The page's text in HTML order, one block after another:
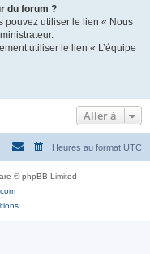
du forum ?
pouvez utiliser le lien « Nous
utiliser le lien « L’équipe
Aller à
Heures au format UTC
© phpBB Limited